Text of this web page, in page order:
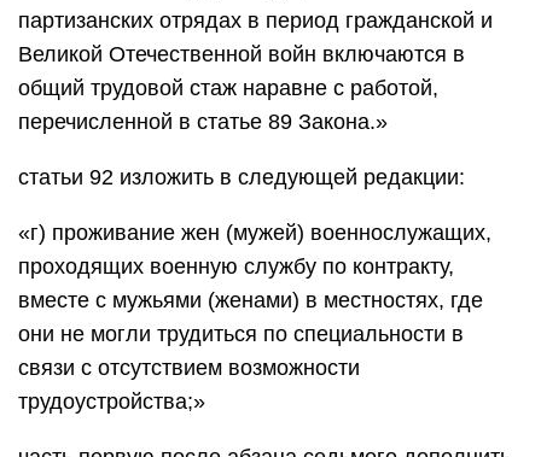
партизанских отрядах в период гражданской и
Великой Отечественной войн включаются в
общий трудовой стаж наравне с работой,
перечисленной в статье 89 Закона.»
статьи 92 изложить в следующей редакции:
«г) проживание жен (мужей) военнослужащих,
проходящих военную службу по контракту,
вместе с мужьями (женами) в местностях, где
они не могли трудиться по специальности в
связи с отсутствием возможности
трудоустройства;»